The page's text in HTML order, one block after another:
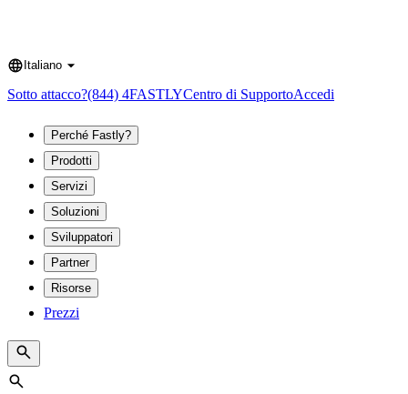
Language
Italiano
Sotto attacco?(844) 4FASTLYCentro di SupportoAccedi
Perché Fastly?
Prodotti
Servizi
Soluzioni
Sviluppatori
Partner
Risorse
Prezzi
Search